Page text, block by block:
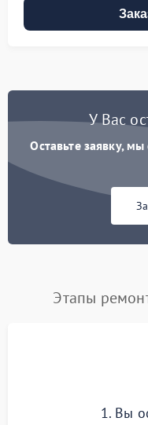
У Вас
Оставьте заявку,
Этапы
1. Вы